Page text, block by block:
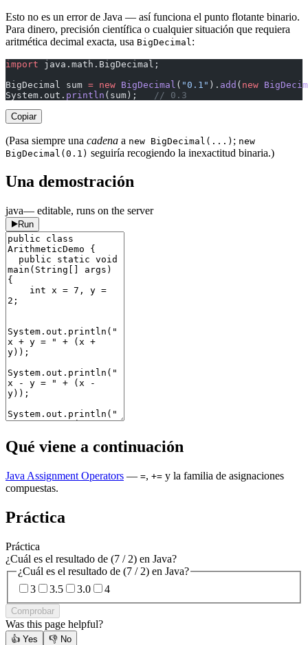
Esto no es un error de Java — así funciona el punto flotante binario.
Para dinero, precisión científica o cualquier situación que requiera
aritmética decimal exacta, usa BigDecimal :
import java.math.BigDecimal;
BigDecimal sum = new BigDecimal ( "0.1" ). add ( new
System.out. println (sum); // 0.3
Copiar
(Pasa siempre una cadena a new BigDecimal(...) ; new
BigDecimal(0.1) seguiría recogiendo la inexactitud binaria.)
Una demostración
java— editable, runs on the server
Run
Qué viene a continuación
Java Assignment Operators — =, += y la familia de asignaciones
compuestas.
Práctica
Práctica
¿Cuál es el resultado de (7 / 2) en Java?
¿Cuál es el resultado de (7 / 2) en Java?
3
3.5 3.0 4
Comprobar
Was this page helpful?
👍 Yes 👎 No